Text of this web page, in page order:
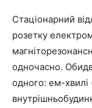
Стаціонарний
розетку
одночасно.
одного: ем-хвилі